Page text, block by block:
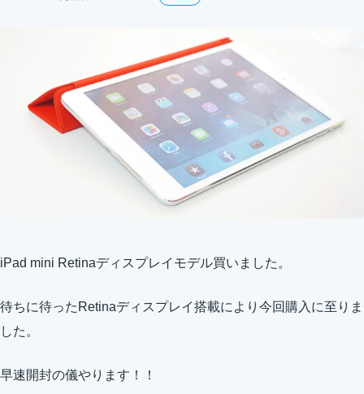
iPad mini Retinaディスプレイモデル買いました。
待ちに待ったRetinaディスプレイ搭載により今回購入に至りま
した。
早速開封の儀やります！！